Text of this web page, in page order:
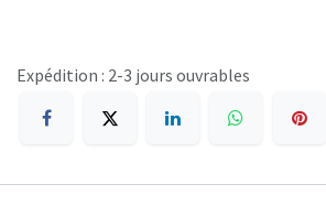
Expédition : 2-3 jours ouvrables